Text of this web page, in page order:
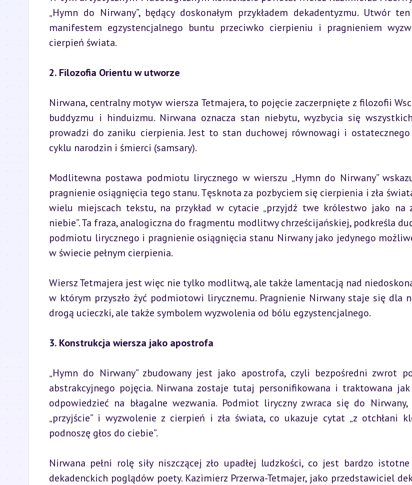
„Hymn do Nirwany”, będący doskonałym przykładem dekadentyzmu. Utwór
manifestem egzystencjalnego buntu przeciwko cierpieniu i pragnieniem
cierpień świata.
2. Filozofia Orientu w utworze
Nirwana, centralny motyw wiersza Tetmajera, to pojęcie zaczerpnięte z filozofii
buddyzmu i hinduizmu. Nirwana oznacza stan niebytu, wyzbycia się
prowadzi do zaniku cierpienia. Jest to stan duchowej równowagi i
cyklu narodzin i śmierci (samsary).
Modlitewna postawa podmiotu lirycznego w wierszu „Hymn do Nirwany”
pragnienie osiągnięcia tego stanu. Tęsknota za pozbyciem się cierpienia i zła
wielu miejscach tekstu, na przykład w cytacie „przyjdź twe królestwo jako
niebie”. Ta fraza, analogiczna do fragmentu modlitwy chrześcijańskiej, podkreśla
podmiotu lirycznego i pragnienie osiągnięcia stanu Nirwany jako jedynego
w świecie pełnym cierpienia.
Wiersz Tetmajera jest więc nie tylko modlitwą, ale także lamentacją nad
w którym przyszło żyć podmiotowi lirycznemu. Pragnienie Nirwany staje się dla
drogą ucieczki, ale także symbolem wyzwolenia od bólu egzystencjalnego.
3. Konstrukcja wiersza jako apostrofa
„Hymn do Nirwany” zbudowany jest jako apostrofa, czyli bezpośredni zwrot
abstrakcyjnego pojęcia. Nirwana zostaje tutaj personifikowana i traktowana
odpowiedzieć na błagalne wezwania. Podmiot liryczny zwraca się do
„przyjście” i wyzwolenie z cierpień i zła świata, co ukazuje cytat „z otchłani
podnoszę głos do ciebie”.
Nirwana pełni rolę siły niszczącej zło upadłej ludzkości, co jest bardzo
dekadenckich poglądów poety. Kazimierz Przerwa-Tetmajer, jako przedstawiciel